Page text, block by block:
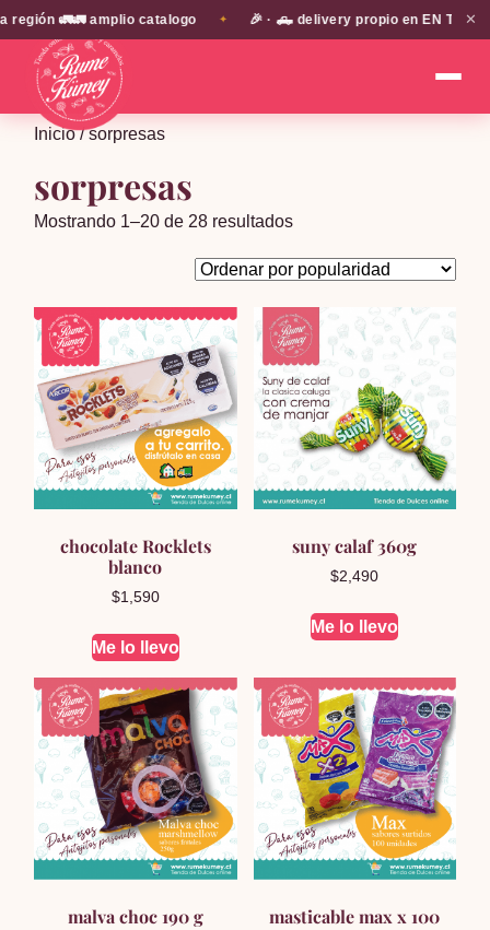
🚛🚛 amplio catalogo ✦ 🎉 · 🛻 delivery propio en EN TODA LA ✕
Inicio/ sorpresas
sorpresas
Mostrando 1–20 de 28 resultadosOrdenado
popularidad
chocolate Rocklets
blanco
$1,590
Me lo llevo
suny calaf 360g
$2,490
Me lo llevo
malva choc 190 g masticable max x 100